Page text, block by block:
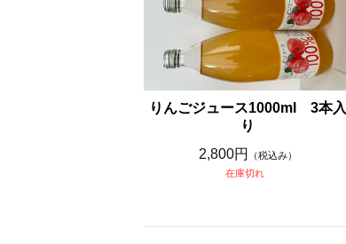
りんごジュース1000ml 3本入
り
2,800円
（税込み）
在庫切れ